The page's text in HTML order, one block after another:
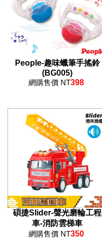
People-趣味蠟筆手搖鈴
(BG005)
網購售價 NT398
碩捷Slider-聲光磨輪工程
車-消防雲梯車
網購售價 NT350